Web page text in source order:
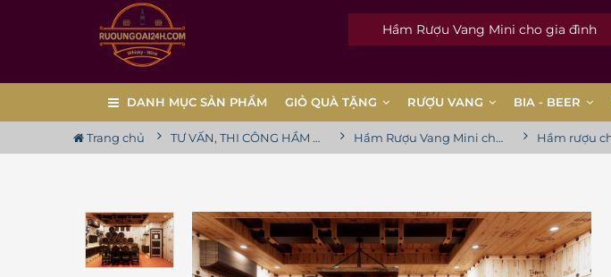
Hầm Rượu Vang Mini cho gia đình
DANH MỤC SẢN PHẨM GIỎ QUÀ TẶNG RƯỢU VANG BIA - BEER
Trang chủ TƯ VẤN, THI CÔNG HẦM RƯỢU Hầm Rượu Vang Mini cho gia đình